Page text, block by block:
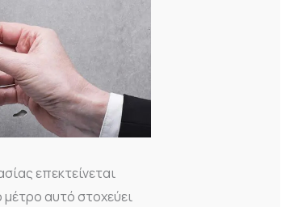
επεκτείνεται
μέτρο αυτό στοχεύει